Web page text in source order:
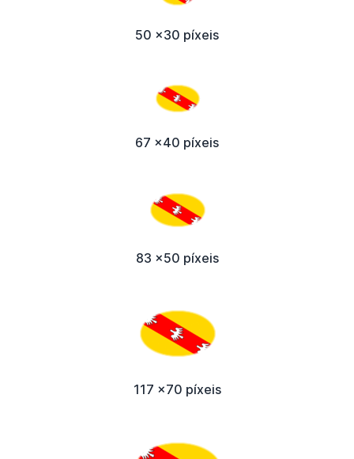
50 x30 píxeis
67 x40 píxeis
83 x50 píxeis
117 x70 píxeis